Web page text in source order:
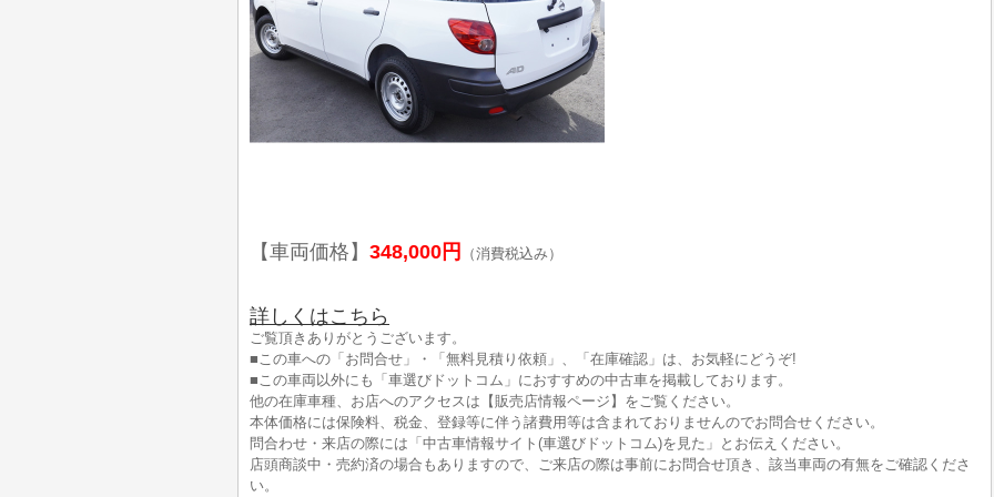
【車両価格】 348,000円 （消費税込み）
詳しくはこちら
ご覧頂きありがとうございます。
■この車への「お問合せ」・「無料見積り依頼」、「在庫確認」は、お気軽にどうぞ!
■この車両以外にも「車選びドットコム」におすすめの中古車を掲載しております。
他の在庫車種、お店へのアクセスは【販売店情報ページ】をご覧ください。
本体価格には保険料、税金、登録等に伴う諸費用等は含まれておりませんのでお問合せください。
問合わせ・来店の際には「中古車情報サイト(車選びドットコム)を見た」とお伝えください。
店頭商談中・売約済の場合もありますので、ご来店の際は事前にお問合せ頂き、該当車両の有無をご確認くださ
い。